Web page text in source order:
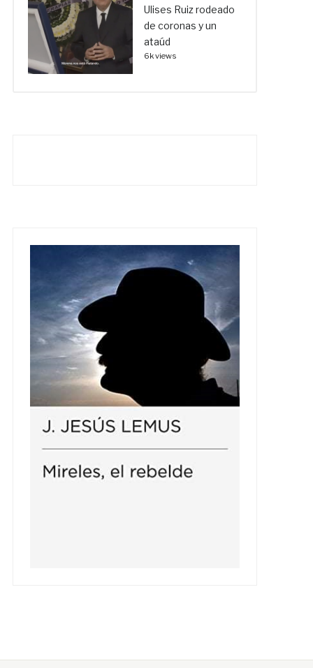
Ulises Ruiz rodeado
de coronas y un
ataúd
6k views